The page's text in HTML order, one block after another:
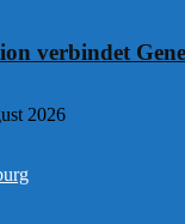
verbindet
2026